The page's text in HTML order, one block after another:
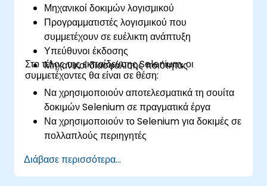
Μηχανικοί δοκιμών λογισμικού
Προγραμματιστές λογισμικού που
συμμετέχουν σε ευέλικτη ανάπτυξη
Υπεύθυνοι έκδοσης
Μηχανικοί διασφάλισης ποιότητας
Στο τέλος της εκπαίδευσης Selenium, οι
συμμετέχοντες θα είναι σε θέση:
Να χρησιμοποιούν αποτελεσματικά τη σουίτα
δοκιμών Selenium σε πραγματικά έργα
Να χρησιμοποιούν το Selenium για δοκιμές σε
πολλαπλούς περιηγητές
το Selenium Grid
Να εκτελούν δοκιμές παλινδρόμησης
Διάβασε περισσότερα...